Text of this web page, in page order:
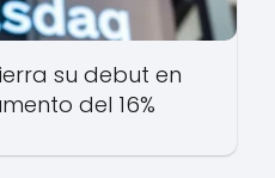
su debut en
del 16%